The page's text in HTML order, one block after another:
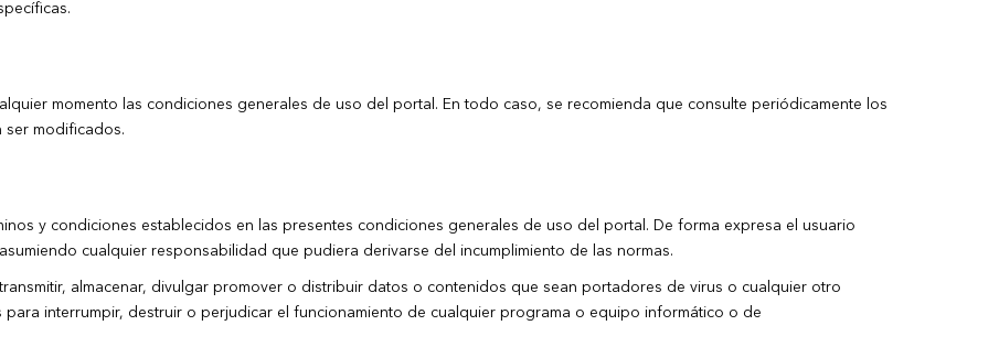
momento las condiciones generales de uso del portal. En todo caso, se recomienda que consulte periódicamente los
ser modificados.
y condiciones establecidos en las presentes condiciones generales de uso del portal. De forma expresa el usuario
cualquier responsabilidad que pudiera derivarse del incumplimiento de las normas.
almacenar, divulgar promover o distribuir datos o contenidos que sean portadores de virus o cualquier otro
interrumpir, destruir o perjudicar el funcionamiento de cualquier programa o equipo informático o de